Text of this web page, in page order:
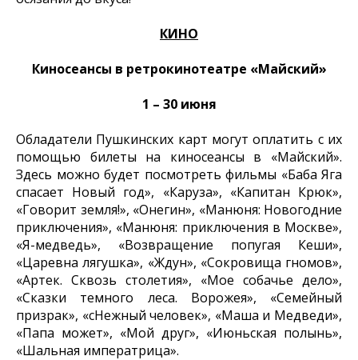
КИНО
Киносеансы в ретрокинотеатре «Майский»
1 – 30 июня
Обладатели Пушкинских карт могут оплатить с их
помощью билеты на киносеансы в «Майский».
Здесь можно будет посмотреть фильмы «Баба Яга
спасает Новый год», «Каруза», «Капитан Крюк»,
«Говорит земля!», «Онегин», «Манюня: Новогодние
приключения», «Манюня: приключения в Москве»,
«Я-медведь», «Возвращение попугая Кеши»,
«Царевна лягушка», «Ждун», «Сокровища гномов»,
«Артек. Сквозь столетия», «Мое собачье дело»,
«Сказки темного леса. Ворожея», «Семейный
призрак», «сНежный человек», «Маша и Медведи»,
«Папа может», «Мой друг», «Июньская полынь»,
«Шальная императрица».